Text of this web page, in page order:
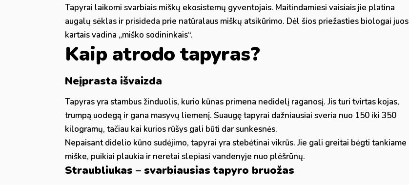
Tapyrai laikomi svarbiais miškų ekosistemų gyventojais. Maitindamiesi vaisiais jie platina
augalų sėklas ir prisideda prie natūralaus miškų atsikūrimo. Dėl šios priežasties biologai juos
kartais vadina „miško sodininkais“.
Kaip atrodo tapyras?
Neįprasta išvaizda
Tapyras yra stambus žinduolis, kurio kūnas primena nedidelį raganosį. Jis turi tvirtas kojas,
trumpą uodegą ir gana masyvų liemenį. Suaugę tapyrai dažniausiai sveria nuo 150 iki 350
kilogramų, tačiau kai kurios rūšys gali būti dar sunkesnės.
Nepaisant didelio kūno sudėjimo, tapyrai yra stebėtinai vikrūs. Jie gali greitai bėgti tankiame
miške, puikiai plaukia ir neretai slepiasi vandenyje nuo plėšrūnų.
Straubliukas – svarbiausias tapyro bruožas